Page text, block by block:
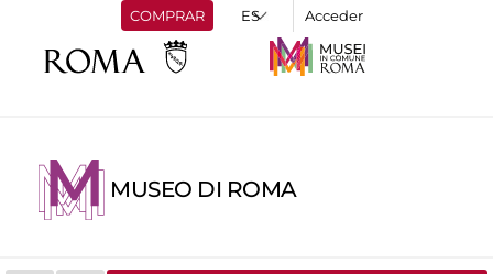
COMPRAR Acceder
MUSEO DI ROMA